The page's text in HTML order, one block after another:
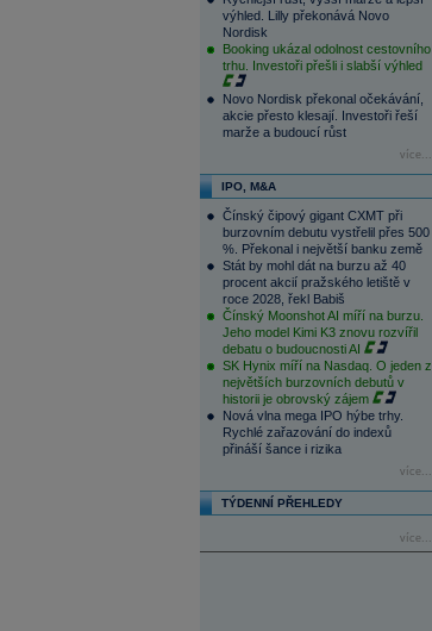
výhled. Lilly překonává Novo
Nordisk
Booking ukázal odolnost cestovního
trhu. Investoři přešli i slabší výhled
Novo Nordisk překonal očekávání,
akcie přesto klesají. Investoři řeší
marže a budoucí růst
více...
IPO, M&A
Čínský čipový gigant CXMT při
burzovním debutu vystřelil přes 500
%. Překonal i největší banku země
Stát by mohl dát na burzu až 40
procent akcií pražského letiště v
roce 2028, řekl Babiš
Čínský Moonshot AI míří na burzu.
Jeho model Kimi K3 znovu rozvířil
debatu o budoucnosti AI
SK Hynix míří na Nasdaq. O jeden z
největších burzovních debutů v
historii je obrovský zájem
Nová vlna mega IPO hýbe trhy.
Rychlé zařazování do indexů
přináší šance i rizika
více...
TÝDENNÍ PŘEHLEDY
více...